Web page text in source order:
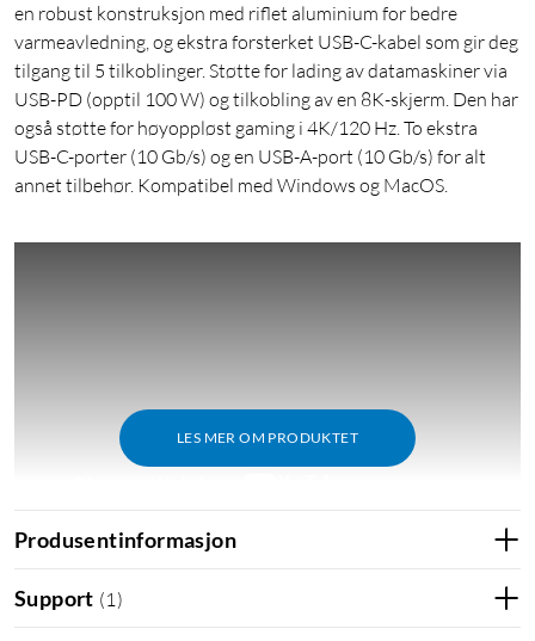
en robust konstruksjon med riflet aluminium for bedre
varmeavledning, og ekstra forsterket USB-C-kabel som gir deg
tilgang til 5 tilkoblinger. Støtte for lading av datamaskiner via
USB-PD (opptil 100 W) og tilkobling av en 8K-skjerm. Den har
også støtte for høyoppløst gaming i 4K/120 Hz. To ekstra
USB-C-porter (10 Gb/s) og en USB-A-port (10 Gb/s) for alt
annet tilbehør. Kompatibel med Windows og MacOS.
LES MER OM PRODUKTET
Porter
1x HDMI (8K/30 Hz, 4K/120 Hz, 4K/60 Hz, 4K/30 Hz)
Produsentinformasjon
Support (1 )